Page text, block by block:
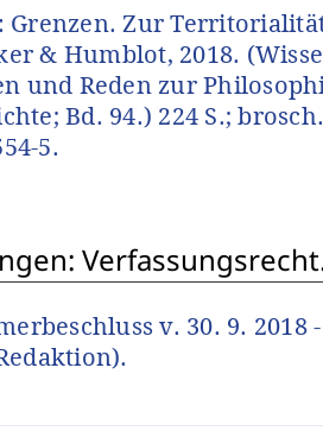
Grenzen. Zur
& Humblot, 2018.
und Reden zur
Bd. 94.) 224 S.;
5.
v. 30. 9. 2018